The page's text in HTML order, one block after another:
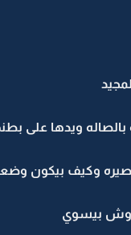
ويدها على
وكيف بيكون
وش بيسوي